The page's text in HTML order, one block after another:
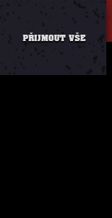
PŘIJMOUT VŠE